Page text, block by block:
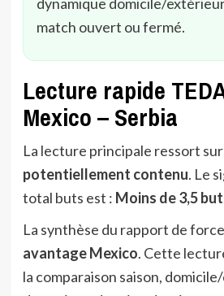
match ouvert ou fermé.
Lecture rapide
Mexico – Serbia
La lecture principale ressort
potentiellement contenu. Le
total buts est : Moins de 3,5
La synthèse du rapport de
avantage Mexico. Cette
la comparaison saison,